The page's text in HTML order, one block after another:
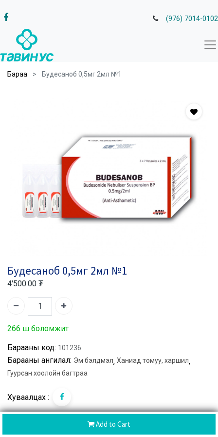
(976) 7014-0102
Бараа Будесаноб 0,5мг 2мл №1
Add to Cart
Будесаноб 0,5мг 2мл №1
4'500.00 ₮
266 ш боломжит
Барааны код: 101236
Барааны ангилал: Эм бэлдмэл, Ханиад томуу, харшил,
Гуурсан хоолойн багтраа
Хуваалцах :